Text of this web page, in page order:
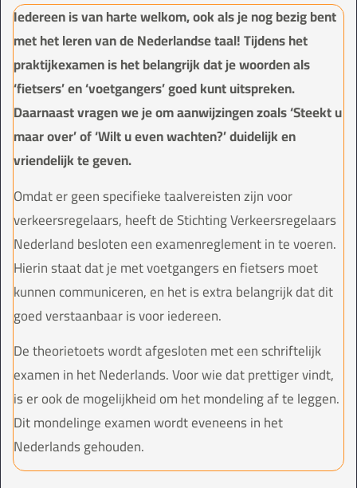
Iedereen is van harte welkom, ook als je nog bezig bent
met het leren van de Nederlandse taal! Tijdens het
praktijkexamen is het belangrijk dat je woorden als
‘fietsers’ en ‘voetgangers’ goed kunt uitspreken.
Daarnaast vragen we je om aanwijzingen zoals ‘Steekt u
maar over’ of ‘Wilt u even wachten?’ duidelijk en
vriendelijk te geven.
Omdat er geen specifieke taalvereisten zijn voor
verkeersregelaars, heeft de Stichting Verkeersregelaars
Nederland besloten een examenreglement in te voeren.
Hierin staat dat je met voetgangers en fietsers moet
kunnen communiceren, en het is extra belangrijk dat dit
goed verstaanbaar is voor iedereen.
De theorietoets wordt afgesloten met een schriftelijk
examen in het Nederlands. Voor wie dat prettiger vindt,
is er ook de mogelijkheid om het mondeling af te leggen.
Dit mondelinge examen wordt eveneens in het
Nederlands gehouden.